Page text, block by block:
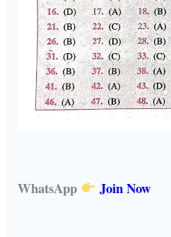
WhatsApp Join Now